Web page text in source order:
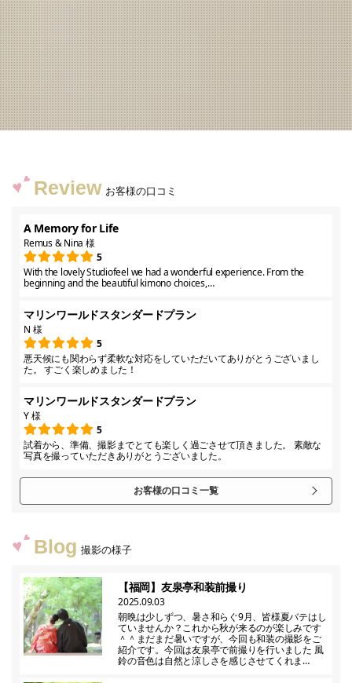
Review お客様の口コミ
A Memory for Life
Remus & Nina 様
5
With the lovely Studiofeel we had a wonderful experience. From the
beginning and the beautiful kimono choices,…
マリンワールドスタンダードプラン
N 様
5
悪天候にも関わらず柔軟な対応をしていただいてありがとうございまし
た。 すごく楽しめました！
マリンワールドスタンダードプラン
Y 様
5
試着から、準備、撮影までとても楽しく過ごさせて頂きました。 素敵な
写真を撮っていただきありがとうございました。
お客様の口コミ一覧
Blog 撮影の様子
【福岡】友泉亭和装前撮り
2025.09.03
朝晩は少しずつ、暑さ和らぐ9月、皆様夏バテはし
ていませんか？これから秋が来るのが楽しみです
＾＾まだまだ暑いですが、今回も和装の撮影をご
紹介です。今回は友泉亭で前撮りを行いました 風
鈴の音色は自然と涼しさを感じさせてくれま…